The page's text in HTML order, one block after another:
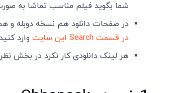
شما بگوید فیلم مناسب تماشا به
در صفحات دانلود هم نسخه دوبله و هم
در قسمت Search این سایت
وارد
هر لینک دانلودی کار نکرد در بخش